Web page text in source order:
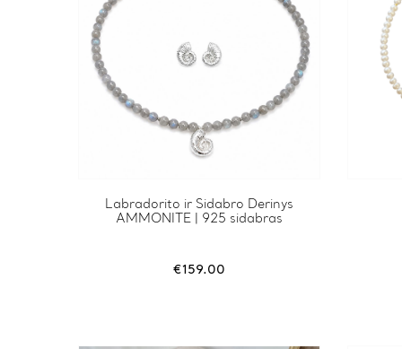
Labradorito ir Sidabro Derinys
AMMONITE | 925 sidabras
€159.00